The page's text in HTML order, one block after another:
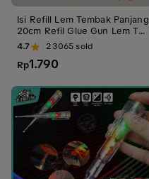
Isi Refill Lem Tembak Panjang
20cm Refil Glue Gun Lem Te
mbak Kecil
4.7 23065sold
Rp1.790